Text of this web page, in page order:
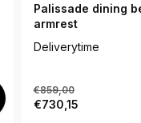
Palissade dining
armrest
Deliverytime
€859,00
€730,15